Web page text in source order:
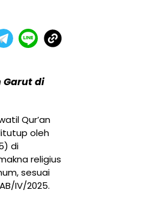
Garut di
Qur’an
oleh
di
religius
sesuai
IV/2025.